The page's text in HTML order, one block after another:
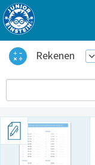
Rekenen